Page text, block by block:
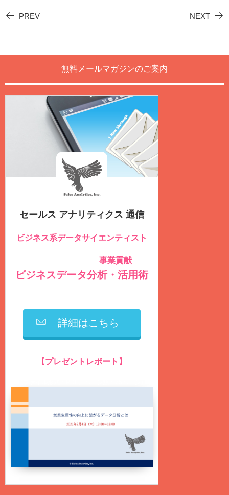
PREV NEXT
無料メールマガジンのご案内
セールス アナリティクス 通信
ビジネス系データサイエンティスト
事業貢献
ビジネスデータ分析・活用術
詳細はこちら
【プレゼントレポート】